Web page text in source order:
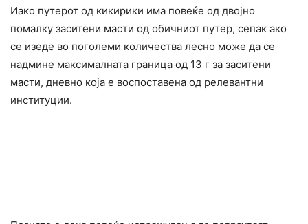
Иако путерот од кикирики има повеќе од двојно
помалку заситени масти од обичниот путер, сепак ако
се изеде во поголеми количества лесно може да се
надмине максималната граница од 13 г за заситени
масти, дневно која е воспоставена од релевантни
институции.